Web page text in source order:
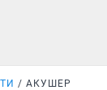
АКУШЕР